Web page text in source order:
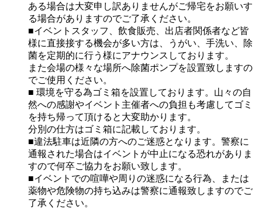
ある場合は大変申し訳ありませんがご帰宅をお願いす
る場合がありますのでご了承ください。
■イベントスタッフ、飲食販売、出店者関係者など皆
様に直接接する機会が多い方は、うがい、手洗い、除
菌を定期的に行う様にアナウンスしております。
また会場の様々な場所へ除菌ポンプを設置致しますの
でご使用ください。
■ 環境を守る為ゴミ箱を設置しております。山々の自
然への感謝やイベント主催者への負担も考慮してゴミ
を持ち帰って頂けると大変助かります。
分別の仕方はゴミ箱に記載しております。
■違法駐車は近隣の方へのご迷惑となります。警察に
通報された場合はイベントが中止になる恐れがありま
すので何卒ご協力をお願い致します。
■イベントでの喧嘩や周りの迷惑になる行為、または
薬物や危険物の持ち込みは警察に通報致しますのでご
了承ください。